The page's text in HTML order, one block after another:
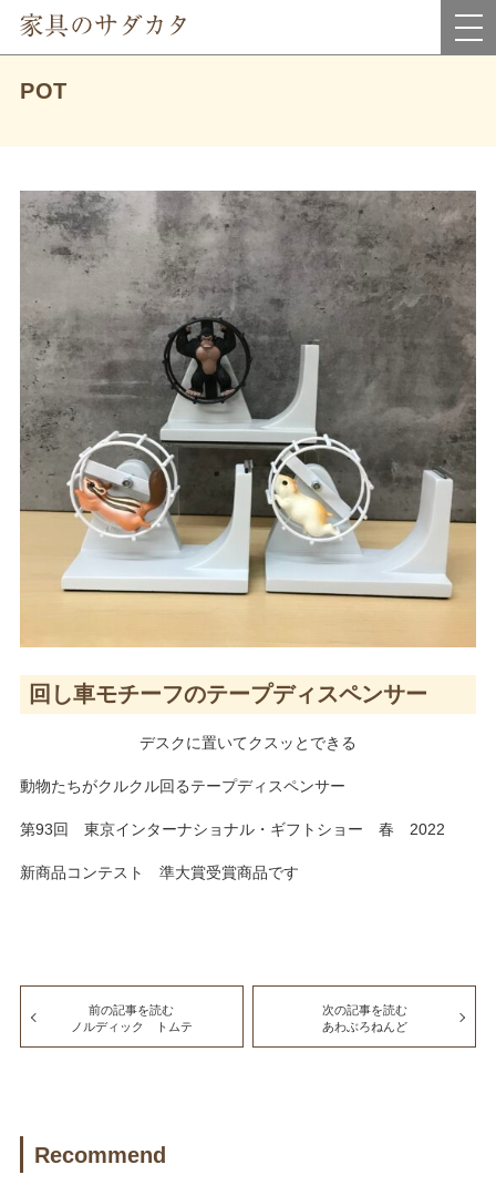
岡山県真庭市にあるインテリア家具・雑貨＆アウトレット家具のお店です。
POT
回し車モチーフのテープディスペンサー
デスクに置いてクスッとできる
動物たちがクルクル回るテープディスペンサー
第93回 東京インターナショナル・ギフトショー 春 2022
新商品コンテスト 準大賞受賞商品です
前の記事を読む
ノルディック トムテ
次の記事を読む
あわぶろねんど
Recommend